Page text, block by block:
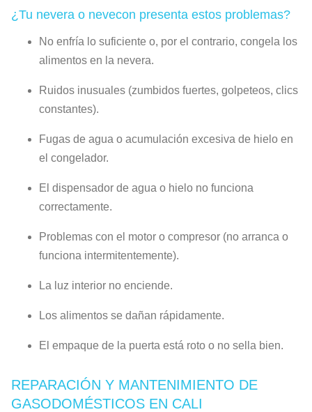
¿Tu nevera o nevecon presenta estos problemas?
No enfría lo suficiente o, por el contrario, congela los
alimentos en la nevera.
Ruidos inusuales (zumbidos fuertes, golpeteos, clics
constantes).
Fugas de agua o acumulación excesiva de hielo en
el congelador.
El dispensador de agua o hielo no funciona
correctamente.
Problemas con el motor o compresor (no arranca o
funciona intermitentemente).
La luz interior no enciende.
Los alimentos se dañan rápidamente.
El empaque de la puerta está roto o no sella bien.
REPARACIÓN Y MANTENIMIENTO DE
GASODOMÉSTICOS EN CALI